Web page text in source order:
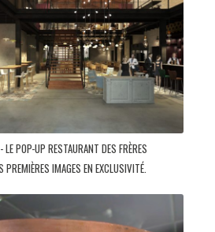
POP-UP RESTAURANT DES FRÈRES
PREMIÈRES IMAGES EN EXCLUSIVITÉ.